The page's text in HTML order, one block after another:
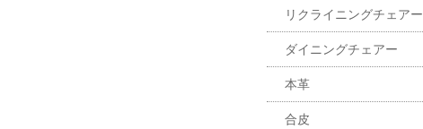
リクライニングチェアー
ダイニングチェアー
本革
合皮